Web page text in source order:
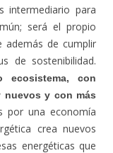
intermediario para
será el propio
además de cumplir
de sostenibilidad.
con
y con más
por una economía
crea nuevos
energéticas que